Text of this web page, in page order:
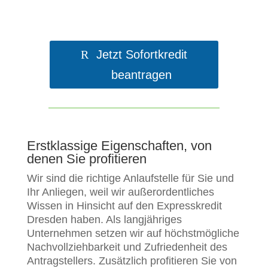
Jetzt Sofortkredit
beantragen
Erstklassige Eigenschaften, von
denen Sie profitieren
Wir sind die richtige Anlaufstelle für Sie und
Ihr Anliegen, weil wir außerordentliches
Wissen in Hinsicht auf den Expresskredit
Dresden haben. Als langjähriges
Unternehmen setzen wir auf höchstmögliche
Nachvollziehbarkeit und Zufriedenheit des
Antragstellers. Zusätzlich profitieren Sie von